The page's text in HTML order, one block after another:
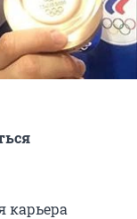
карьера